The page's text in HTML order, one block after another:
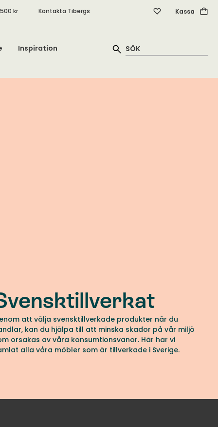
kr Kontakta Tibergs Kassa
Inspiration
att välja svensktillverkade produkter när du
kan du hjälpa till att minska skador på vår miljö
orsakas av våra konsumtionsvanor. Här har vi
alla våra möbler som är tillverkade i Sverige.